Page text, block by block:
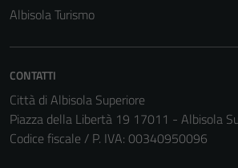
Albisola Turismo
CONTATTI
Città di Albisola Superiore
Piazza della Libertà 19 17011 - Albisola
Codice fiscale / P. IVA: 00340950096